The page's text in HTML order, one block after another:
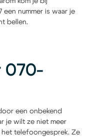
een nummer is waar je
bellen.
070-
een onbekend
je wilt ze niet meer
het telefoongesprek. Ze